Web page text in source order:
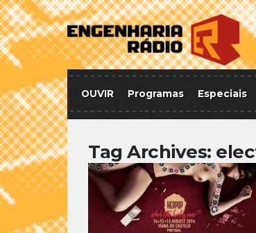
OUVIR Programas Especiais
Tag Archives: